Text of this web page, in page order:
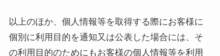
以上のほか、個人情報等を取得する際にお客様に
個別に利用目的を通知又は公表した場合には、そ
の利用目的のためにもお客様の個人情報等を利用